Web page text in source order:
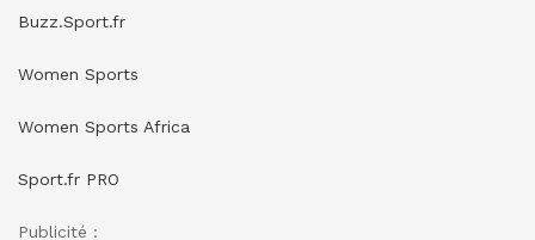
Buzz.Sport.fr
Women Sports
Women Sports Africa
Sport.fr PRO
Publicité :